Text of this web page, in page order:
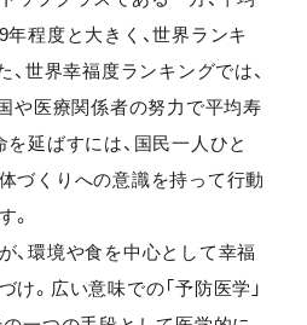
程度と大きく、世界ランキ
、世界幸福度ランキングでは、
や医療関係者の努力で平均寿
延ばすには、国民一人ひと
づくりへの意識を持って行動
。
、環境や食を中心として幸福
。広い意味での「予防医学」